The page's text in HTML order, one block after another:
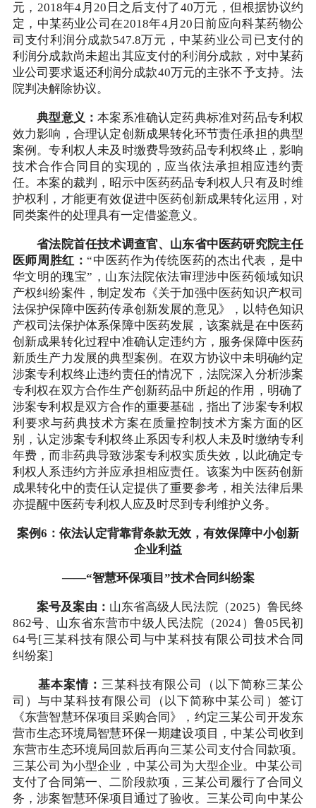
元，2018年4月20日之后支付了40万元，但根据协议约
定，中某药业公司在2018年4月20日前应向科某药物公
司支付利润分成款547.8万元，中某药业公司已支付的
利润分成款尚未超出其应支付的利润分成款，对中某药
业公司要求返还利润分成款40万元的主张不予支持。法
院判决解除协议。
典型意义：本案系准确认定药典标准对药品专利权
效力影响，合理认定创新成果转化环节责任承担的典型
案例。专利权人未及时缴费导致药品专利权终止，影响
技术合作合同目的实现的，应当依法承担相应违约责
任。本案的裁判，昭示中医药药品专利权人只有及时维
护权利，才能更有效促进中医药创新成果转化运用，对
同类案件的处理具有一定借鉴意义。
省法院首任技术调查官、山东省中医药研究院主任
医师周胜红：“中医药作为传统医药的杰出代表，是中
华文明的瑰宝”，山东法院依法审理涉中医药领域知识
产权纠纷案件，制定发布《关于加强中医药知识产权司
法保护保障中医药传承创新发展的意见》，以特色知识
产权司法保护体系保障中医药发展，该案就是在中医药
创新成果转化过程中准确认定违约方，服务保障中医药
新质生产力发展的典型案例。在双方协议中未明确约定
涉案专利权终止违约责任的情况下，法院深入分析涉案
专利权在双方合作生产创新药品中所起的作用，明确了
涉案专利权是双方合作的重要基础，指出了涉案专利权
利要求与药典技术方案在质量控制技术方案方面的区
别，认定涉案专利权终止系因专利权人未及时缴纳专利
年费，而非药典导致涉案专利权实质失效，以此确定专
利权人系违约方并应承担相应责任。该案为中医药创新
成果转化中的责任认定提供了重要参考，相关法律后果
亦提醒中医药专利权人应及时尽到专利维护义务。
案例6：依法认定背靠背条款无效，有效保障中小创新
企业利益
——“智慧环保项目”技术合同纠纷案
案号及案由： 山东省高级人民法院（2025）鲁民终
862号、山东省东营市中级人民法院（2024）鲁05民初
64号[三某科技有限公司与中某科技有限公司技术合同
纠纷案]
基本案情： 三某科技有限公司（以下简称三某公
司）与中某科技有限公司（以下简称中某公司）签订
《东营智慧环保项目采购合同》，约定三某公司开发东
营市生态环境局智慧环保一期建设项目，中某公司收到
东营市生态环境局回款后再向三某公司支付合同款项。
三某公司为小型企业，中某公司为大型企业。中某公司
支付了合同第一、二阶段款项，三某公司履行了合同义
务，涉案智慧环保项目通过了验收。三某公司向中某公